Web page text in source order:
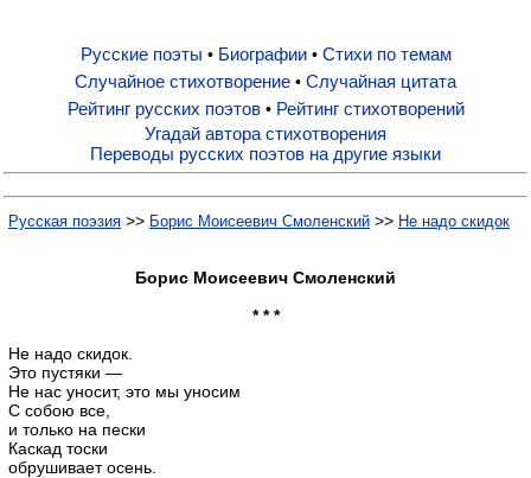
Русские поэты
Биографии
Стихи по темам
Случайное стихотворение
Случайная цитата
Рейтинг русских поэтов
Русские поэты • Биографии• Стихи по темам
Случайное стихотворение • Случайная цитата
Рейтинг русских поэтов• Рейтинг стихотворений
Угадай автора стихотворения
Переводы русских поэтов на другие языки
Русская поэзия >> Борис Моисеевич Смоленский >> Не надо скидок
Борис Моисеевич Смоленский
* * *
Не надо скидок.
Это пустяки —
Не нас уносит, это мы уносим
С собою все,
и только на пески
Каскад тоски
обрушивает осень.